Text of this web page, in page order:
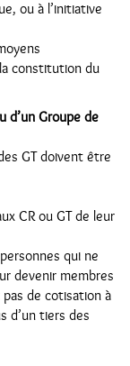
ou à l’initiative
constitution du
d’un Groupe de
GT doivent être
CR ou GT de leur
qui ne
devenir membres
pas de cotisation à
d’un tiers des